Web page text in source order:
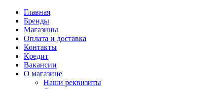
Главная
Бренды
Магазины
Оплата и доставка
Контакты
Кредит
Вакансии
О магазине
Наши реквизиты